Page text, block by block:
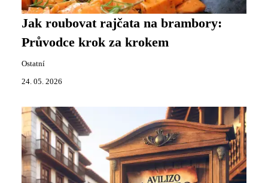
Jak roubovat rajčata na brambory:
Průvodce krok za krokem
Ostatní
24. 05. 2026